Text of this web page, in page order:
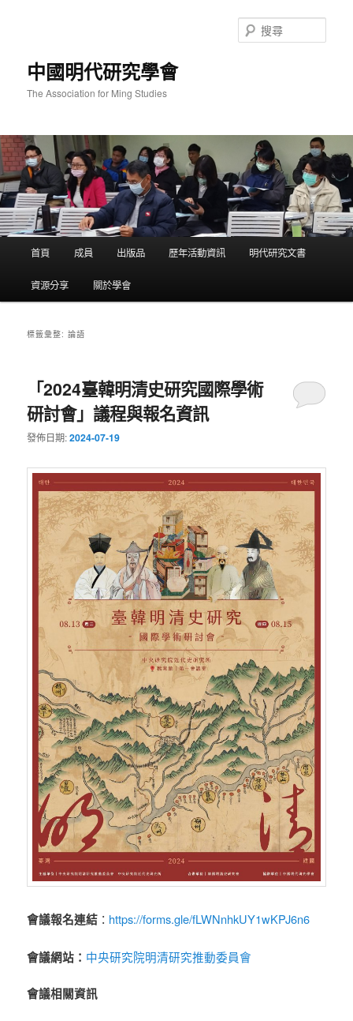
中國明代研究學會
The Association for Ming Studies
尋
首頁 成員 出版品 歷年活動資訊 明代研究文書
資源分享 關於學會
標籤彙整:論語
「2024臺韓明清史研究國際學術
研討會」議程與報名資訊
發佈日期:2024-07-19
會議報名連結 ： https://forms.gle/fLWNnhkUY1wKPJ6n6
會議網站： 中央研究院明清研究推動委員會
會議相關資訊